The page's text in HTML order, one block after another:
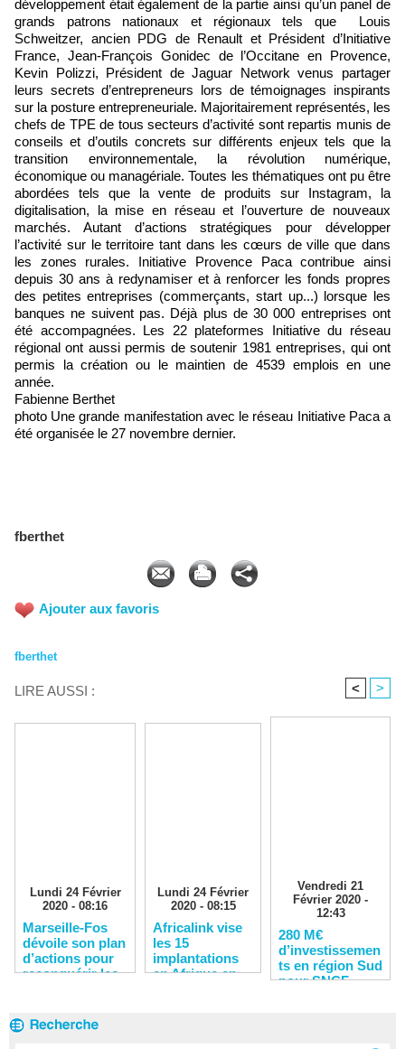
développement était également de la partie ainsi qu’un panel de
grands patrons nationaux et régionaux tels que Louis
Schweitzer, ancien PDG de Renault et Président d’Initiative
France, Jean-François Gonidec de l’Occitane en Provence,
Kevin Polizzi, Président de Jaguar Network venus partager
leurs secrets d’entrepreneurs lors de témoignages inspirants
sur la posture entrepreneuriale. Majoritairement représentés, les
chefs de TPE de tous secteurs d’activité sont repartis munis de
conseils et d’outils concrets sur différents enjeux tels que la
transition environnementale, la révolution numérique,
économique ou managériale. Toutes les thématiques ont pu être
abordées tels que la vente de produits sur Instagram, la
digitalisation, la mise en réseau et l’ouverture de nouveaux
marchés. Autant d’actions stratégiques pour développer
l’activité sur le territoire tant dans les cœurs de ville que dans
les zones rurales. Initiative Provence Paca contribue ainsi
depuis 30 ans à redynamiser et à renforcer les fonds propres
des petites entreprises (commerçants, start up...) lorsque les
banques ne suivent pas. Déjà plus de 30 000 entreprises ont
été accompagnées. Les 22 plateformes Initiative du réseau
régional ont aussi permis de soutenir 1981 entreprises, qui ont
permis la création ou le maintien de 4539 emplois en une
année.
Fabienne Berthet
photo Une grande manifestation avec le réseau Initiative Paca a
été organisée le 27 novembre dernier.
fberthet
Ajouter aux favoris
fberthet
LIRE AUSSI : < >
Lundi 24 Février
2020 - 08:16
Marseille-Fos
dévoile son plan
d’actions pour
reconquérir les
Lundi 24 Février
2020 - 08:15
Africalink vise
les 15
implantations
en Afrique en
Vendredi 21
Février 2020 -
12:43
280 M€
d’investissemen
ts en région Sud
pour SNCF